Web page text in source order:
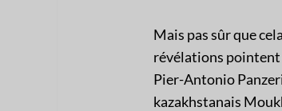
Mais pas sûr que
révélations pointent
Pier-Antonio
kazakhstanais